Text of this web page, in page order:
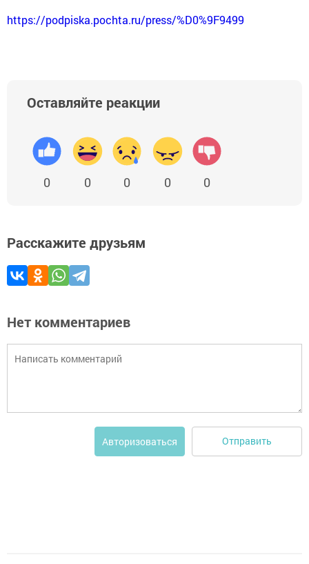
https://podpiska.pochta.ru/press/%D0%9F9499
Оставляйте реакции
0 0 0 0 0
Расскажите друзьям
Нет комментариев
Авторизоваться Отправить